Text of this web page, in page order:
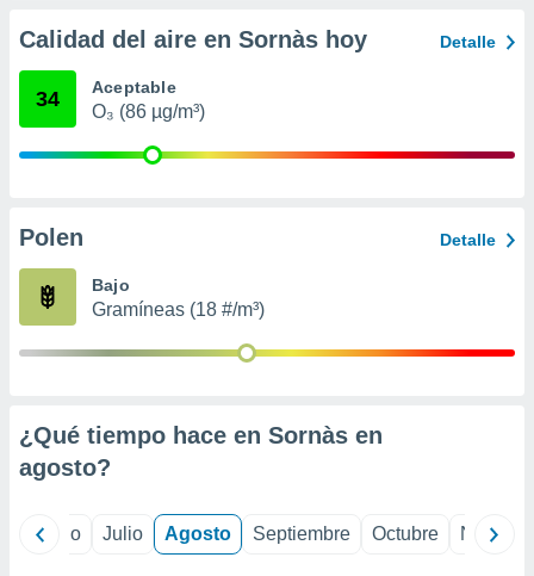
mediante
publicidad
de
1199
Calidad del aire en Sornàs hoy Detalle
34 Aceptable
O₃ (86 µg/m³)
Polen Detalle
Bajo
Gramíneas (18 #/m³)
¿Qué tiempo hace en Sornàs en
agosto?
Junio Julio Agosto Septiembre Octubre